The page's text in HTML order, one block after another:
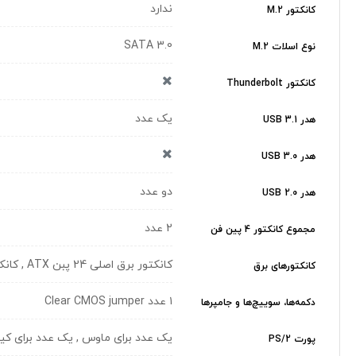
کانکتور M.2 ندارد
نوع اسلات M.2 SATA 3.0
کانکتور Thunderbolt
هدر USB 3.1 یک عدد
هدر USB 3.0
هدر USB 2.0 دو عدد
مجموع کانکتور 4 پین فن 2 عدد
کانکتورهای برق کانکتور برق اصلی 24 پبن ATX , کانکتور برق 4 پین ATX
دکمه‌ها، سوییچ‌ها و جامپرها ۱ عدد Clear CMOS jumper
پورت PS/2 یک عدد برای ماوس , یک عدد برای